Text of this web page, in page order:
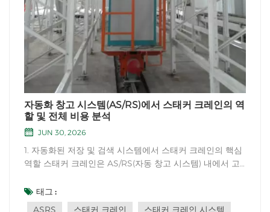
자동화 창고 시스템(AS/RS)에서 스태커 크레인의 역
할 및 전체 비용 분석
JUN 30, 2026
1. 자동화된 저장 및 검색 시스템에서 스태커 크레인의 핵심
역할 스태커 크레인은 AS/RS(자동 창고 시스템) 내에서 고
니다. 창고 전체의 모든 입고, 출고 및 재고 이동 작업은 스태
커 크레인을 통해 이루어지며, 이는 창고 자동화의 핵심 동
태그 :
ASRS
스태커 크레인
스태커 크레인 시스템